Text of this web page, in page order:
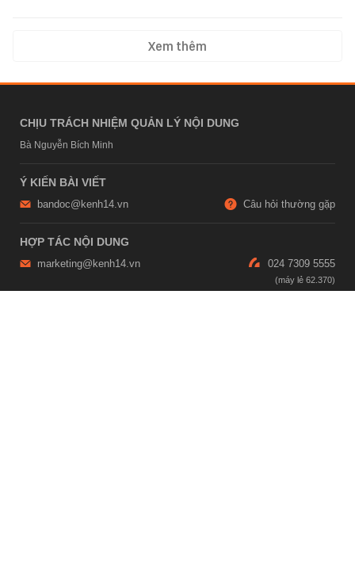
Xem thêm
CHỊU TRÁCH NHIỆM QUẢN LÝ NỘI DUNG
Bà Nguyễn Bích Minh
Ý KIẾN BÀI VIẾT
bandoc@kenh14.vn Câu hỏi thường gặp
HỢP TÁC NỘI DUNG
marketing@kenh14.vn 024 7309 5555